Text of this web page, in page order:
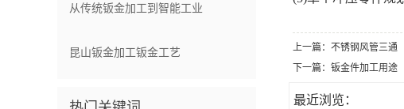
从传统钣金加工到智能工业
昆山钣金加工钣金工艺 上一篇： 不锈钢风管三通
下一篇： 钣金件加工用途
最近浏览：